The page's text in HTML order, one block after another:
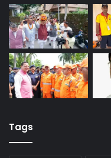
Tags